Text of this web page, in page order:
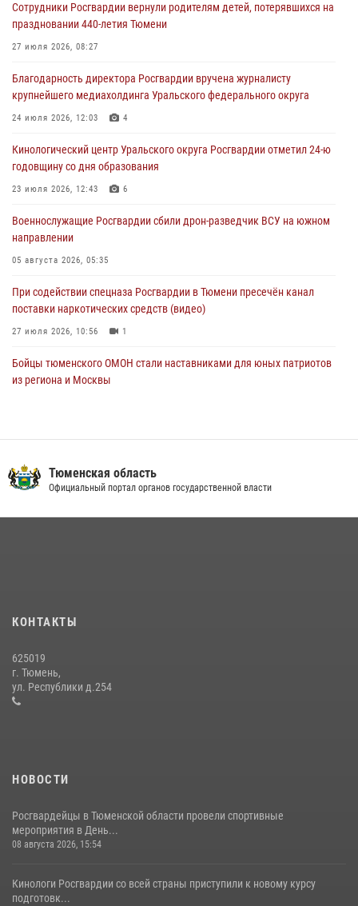
Память военнослужащих, погибших в разные годы при исполнении
воинского долга, почтили в кинологическом центре Уральского
округа Росгвардии
Росгвардейцы в Тюменской области знакомят детей со своей
службой и напоминают о мерах безопасности
Росгвардейцы приняли участие в фотопроекте «Прогуляемся по
Тюменской области» в рамках акции «Храним огонь Победы»
Росгвардейцы в Тюменской области почтили память генерала
армии Ивана Кирилловича Яковлева
Сотрудники Росгвардии вернули родителям детей, потерявшихся на
праздновании 440-летия Тюмени
27 июля 2026, 08:27
Благодарность директора Росгвардии вручена журналисту
крупнейшего медиахолдинга Уральского федерального округа
24 июля 2026, 12:03 4
Кинологический центр Уральского округа Росгвардии отметил 24-ю
годовщину со дня образования
23 июля 2026, 12:43 6
Военнослужащие Росгвардии сбили дрон-разведчик ВСУ на южном
направлении
05 августа 2026, 05:35
При содействии спецназа Росгвардии в Тюмени пресечён канал
поставки наркотических средств (видео)
27 июля 2026, 10:56 1
Бойцы тюменского ОМОН стали наставниками для юных патриотов
из региона и Москвы
03 августа 2026, 07:23 1
Сотрудники тюменского СОБР "Сова" отработали навыки
десантирования на Урале
16 июля 2026, 10:42
Тюменская область
Официальный портал органов государственной власти
КОНТАКТЫ
625019
г. Тюмень,
ул. Республики д.254
НОВОСТИ
Росгвардейцы в Тюменской области провели спортивные
мероприятия в День...
08 августа 2026, 15:54
Кинологи Росгвардии со всей страны приступили к новому курсу
подготовк...